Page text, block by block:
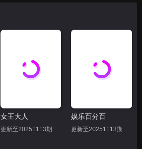
女王大人
更新至20251113期
娱乐百分百
更新至20251113期